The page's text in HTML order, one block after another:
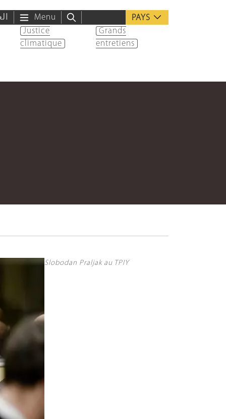
Menu
PAYS
Justice
climatique
Grands
entretiens
Slobodan Praljak au TPIY